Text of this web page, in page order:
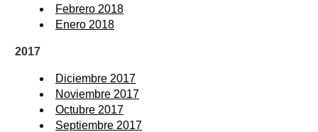
Febrero 2018
Enero 2018
2017
Diciembre 2017
Noviembre 2017
Octubre 2017
Septiembre 2017